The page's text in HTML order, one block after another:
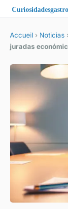
Accueil › Noticias
juradas